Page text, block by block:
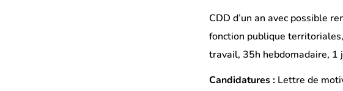
CDD d’un an avec possible
fonction publique
travail, 35h hebdomadaire, 1
Candidatures : Lettre de